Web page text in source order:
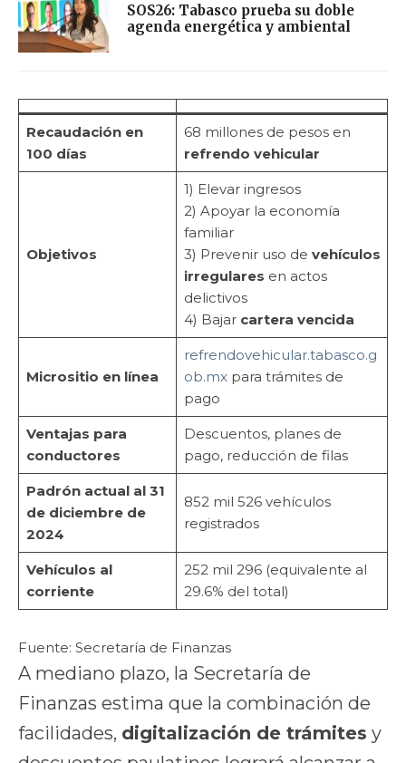
SOS26: Tabasco prueba su doble
agenda energética y ambiental
Recaudación en
100 días
68 millones de pesos en
refrendo vehicular
Objetivos
1) Elevar ingresos
2) Apoyar la economía
familiar
3) Prevenir uso de vehículos
irregulares en actos
delictivos
4) Bajar cartera vencida
Micrositio en línea
refrendovehicular.tabasco.g
ob.mxpara trámites de
pago
Ventajas para
conductores
Descuentos, planes de
pago, reducción de filas
Padrón actual al 31
de diciembre de
2024
852 mil 526 vehículos
registrados
Vehículos al
corriente
252 mil 296 (equivalente al
29.6% del total)
Fuente: Secretaría de Finanzas
A mediano plazo, la Secretaría de
Finanzas estima que la combinación de
facilidades, digitalización de trámites y